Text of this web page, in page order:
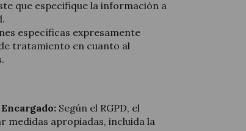
que especifique la información a
específicas expresamente
tratamiento en cuanto al
Según el RGPD, el
medidas apropiadas, incluida la